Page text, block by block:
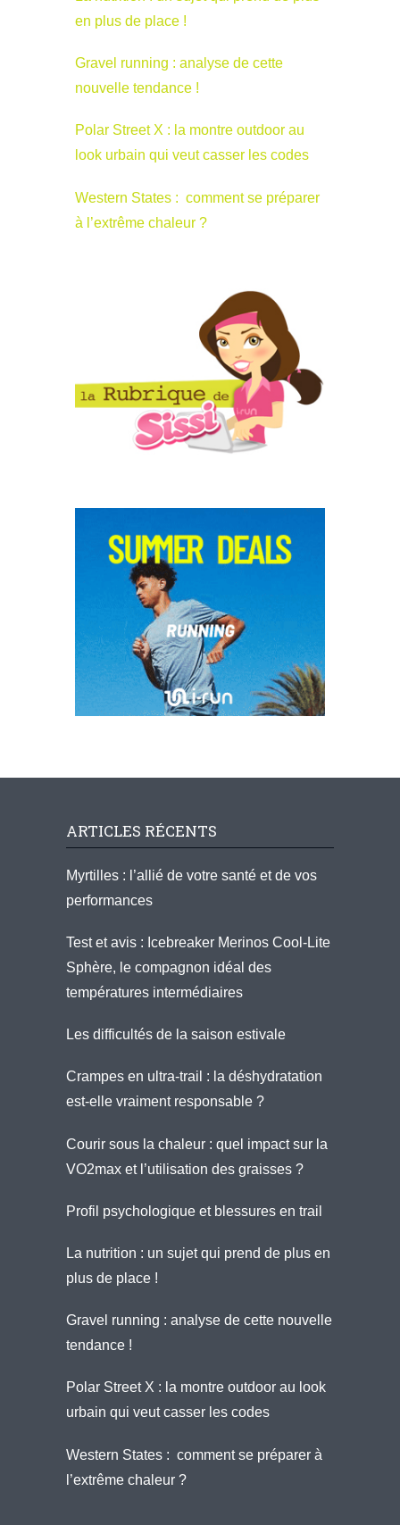
en plus de place !
Gravel running : analyse de cette
nouvelle tendance !
Polar Street X : la montre outdoor au
look urbain qui veut casser les codes
Western States : comment se préparer
à l’extrême chaleur ?
ARTICLES RÉCENTS
Myrtilles : l’allié de votre santé et de vos
performances
Test et avis : Icebreaker Merinos Cool-Lite
Sphère, le compagnon idéal des
températures intermédiaires
Les difficultés de la saison estivale
Crampes en ultra-trail : la déshydratation
est-elle vraiment responsable ?
Courir sous la chaleur : quel impact sur la
VO2max et l’utilisation des graisses ?
Profil psychologique et blessures en trail
La nutrition : un sujet qui prend de plus en
plus de place !
Gravel running : analyse de cette nouvelle
tendance !
Polar Street X : la montre outdoor au look
urbain qui veut casser les codes
Western States : comment se préparer à
l’extrême chaleur ?